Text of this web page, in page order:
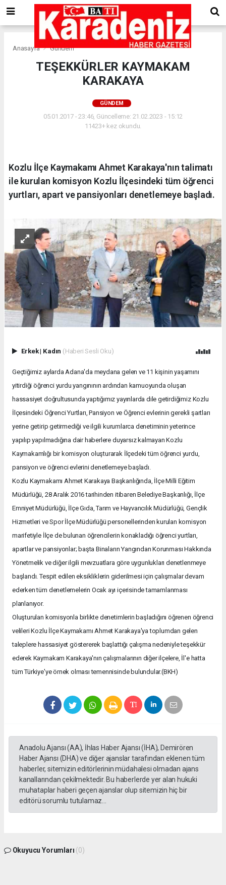
Anasayfa Gündem
TEŞEKKÜRLER KAYMAKAM
KARAKAYA
GÜNDEM
05.01.2017 - 23:46, Güncelleme: 21.02.2023 - 15:12
11423+ kez okundu.
Kozlu İlçe Kaymakamı Ahmet Karakaya'nın talimatı
ile kurulan komisyon Kozlu İlçesindeki tüm öğrenci
yurtları, apart ve pansiyonları denetlemeye başladı.
Erkek| Kadın (Haberi Sesli Oku)
Geçtiğimiz aylarda Adana'da meydana gelen ve 11 kişinin yaşamını
yitirdiği öğrenci yurdu yangınının ardından kamuoyunda oluşan
hassasiyet doğrultusunda yaptığımız yayınlarda dile getirdiğimiz Kozlu
İlçesindeki Öğrenci Yurtları, Pansiyon ve Öğrenci evlerinin gerekli şartları
yerine getirip getirmediği ve ilgili kurumlarca denetiminin yeterince
yapılıp yapılmadığına dair haberlere duyarsız kalmayan Kozlu
Kaymakamlığı bir komisyon oluşturarak İlçedeki tüm öğrenci yurdu,
pansiyon ve öğrenci evlerini denetlemeye başladı.
Kozlu Kaymakamı Ahmet Karakaya Başkanlığında, İlçe Milli Eğitim
Müdürlüğü, 28 Aralık 2016 tarihinden itibaren Belediye Başkanlığı, İlçe
Emniyet Müdürlüğü, İlçe Gıda, Tarım ve Hayvancılık Müdürlüğü, Gençlik
Hizmetleri ve Spor İlçe Müdürlüğü personellerinden kurulan komisyon
marifetiyle İlçe de bulunan öğrencilerin konakladığı öğrenci yurtları,
apartlar ve pansiyonlar; başta Binaların Yangından Korunması Hakkında
Yönetmelik ve diğer ilgili mevzuatlara göre uygunlukları denetlenmeye
başlandı. Tespit edilen eksikliklerin giderilmesi için çalışmalar devam
ederken tüm denetlemelerin Ocak ayı içerisinde tamamlanması
planlanıyor.
Oluşturulan komisyonla birlikte denetimlerin başladığını öğrenen öğrenci
velileri Kozlu İlçe Kaymakamı Ahmet Karakaya'ya toplumdan gelen
taleplere hassasiyet göstererek başlattığı çalışma nedeniyle teşekkür
ederek Kaymakam Karakaya'nın çalışmalarının diğer ilçelere, İl'e hatta
tüm Türkiye'ye örnek olması temennisinde bulundular.(BKH)
Anadolu Ajansı (AA), İhlas Haber Ajansı (İHA), Demirören
Haber Ajansı (DHA) ve diğer ajanslar tarafından eklenen tüm
haberler, sitemizin editörlerinin müdahalesi olmadan ajans
kanallarından çekilmektedir. Bu haberlerde yer alan hukuki
muhataplar haberi geçen ajanslar olup sitemizin hiç bir
editörü sorumlu tutulamaz...
Okuyucu Yorumları (0)